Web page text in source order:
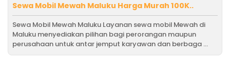
Sewa Mobil Mewah Maluku Harga Murah 100K..
Sewa Mobil Mewah Maluku Layanan sewa mobil Mewah di
Maluku menyediakan pilihan bagi perorangan maupun
perusahaan untuk antar jemput karyawan dan berbaga ...